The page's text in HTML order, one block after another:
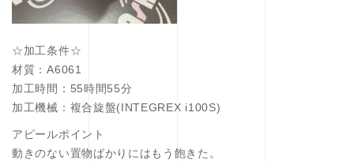
☆加工条件☆
材質：A6061
加工時間：55時間55分
加工機械：複合旋盤(INTEGREX i100S)
アピールポイント
動きのない置物ばかりにはもう飽きた。